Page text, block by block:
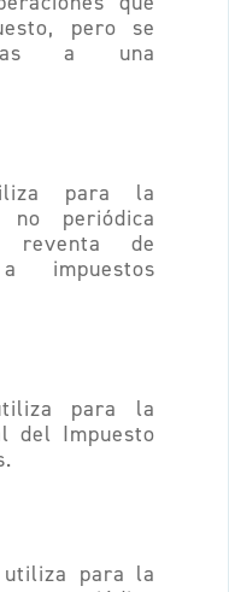
pero se
a una
para la
no periódica
reventa de
impuestos
para la
del Impuesto
utiliza para la